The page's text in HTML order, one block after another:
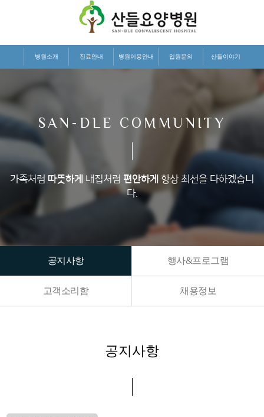
병원소개 진료안내 병원이용안내 입원문의 산들이야기
SAN-DLE COMMUNITY
가족처럼 따뜻하게 내집처럼 편안하게 항상 최선을 다하겠습니
다.
공지사항 행사&프로그램
고객소리함 채용정보
공지사항